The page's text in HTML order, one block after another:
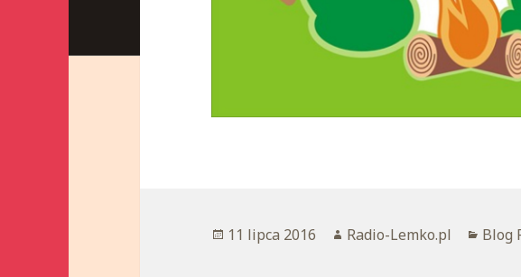
Opublikowano
11 lipca 2016 Autor
Radio-Lemko.pl Blog